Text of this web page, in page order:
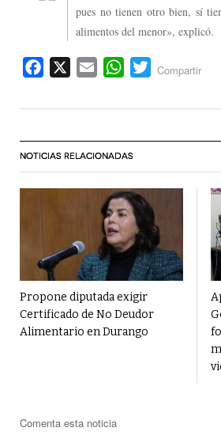
pues no tienen otro bien, sí
alimentos del menor», explicó.
Facebook Email WhatsApp
Twitter
Compartir
NOTICIAS RELACIONADAS
Propone diputada exigir
Certificado de No Deudor
Alimentario en Durango
Comenta esta noticia